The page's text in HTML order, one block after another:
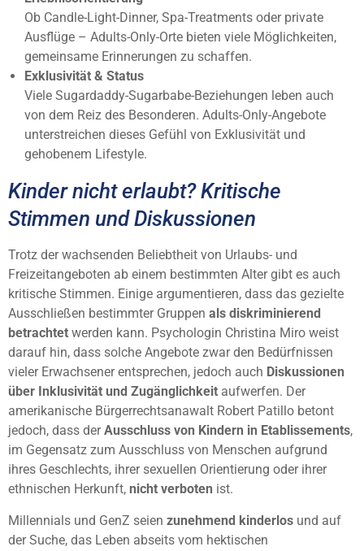
Ob Candle-Light-Dinner, Spa-Treatments oder private
Ausflüge – Adults-Only-Orte bieten viele Möglichkeiten,
gemeinsame Erinnerungen zu schaffen.
Exklusivität & Status
Viele Sugardaddy-Sugarbabe-Beziehungen leben auch
von dem Reiz des Besonderen. Adults-Only-Angebote
unterstreichen dieses Gefühl von Exklusivität und
gehobenem Lifestyle.
Kinder nicht erlaubt? Kritische
Stimmen und Diskussionen
Trotz der wachsenden Beliebtheit von Urlaubs- und
Freizeitangeboten ab einem bestimmten Alter gibt es auch
kritische Stimmen. Einige argumentieren, dass das gezielte
Ausschließen bestimmter Gruppen als diskriminierend
betrachtet werden kann. Psychologin Christina Miro weist
darauf hin, dass solche Angebote zwar den Bedürfnissen
vieler Erwachsener entsprechen, jedoch auch Diskussionen
über Inklusivität und Zugänglichkeit aufwerfen. Der
amerikanische Bürgerrechtsanawalt Robert Patillo betont
jedoch, dass derAusschluss von Kindern in Etablissements,
im Gegensatz zum Ausschluss von Menschen aufgrund
ihres Geschlechts, ihrer sexuellen Orientierung oder ihrer
ethnischen Herkunft, nicht verboten ist.
Millennials und GenZ seien zunehmend kinderlos und auf
der Suche, das Leben abseits vom hektischen